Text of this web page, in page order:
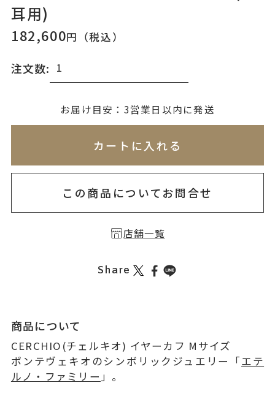
耳用)
182,600円（税込）
注文数:
(刻印について)※必ず選択ください
お届け目安：3営業日以内に発送
カートに入れる
この商品についてお問合せ
店舗一覧
Share
商品について
CERCHIO(チェルキオ) イヤーカフ Mサイズ
ポンテヴェキオのシンボリックジュエリー「エテ
ルノ・ファミリー」。